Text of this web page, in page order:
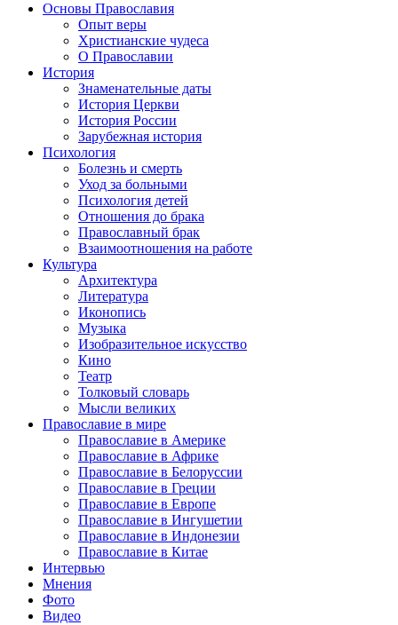
Основы Православия
Опыт веры
Христианские чудеса
О Православии
История
Знаменательные даты
История Церкви
История России
Зарубежная история
Психология
Болезнь и смерть
Уход за больными
Психология детей
Отношения до брака
Православный брак
Взаимоотношения на работе
Культура
Архитектура
Литература
Иконопись
Музыка
Изобразительное искусство
Кино
Театр
Толковый словарь
Мысли великих
Православие в мире
Православие в Америке
Православие в Африке
Православие в Белоруссии
Православие в Греции
Православие в Европе
Православие в Ингушетии
Православие в Индонезии
Православие в Китае
Интервью
Мнения
Фото
Видео